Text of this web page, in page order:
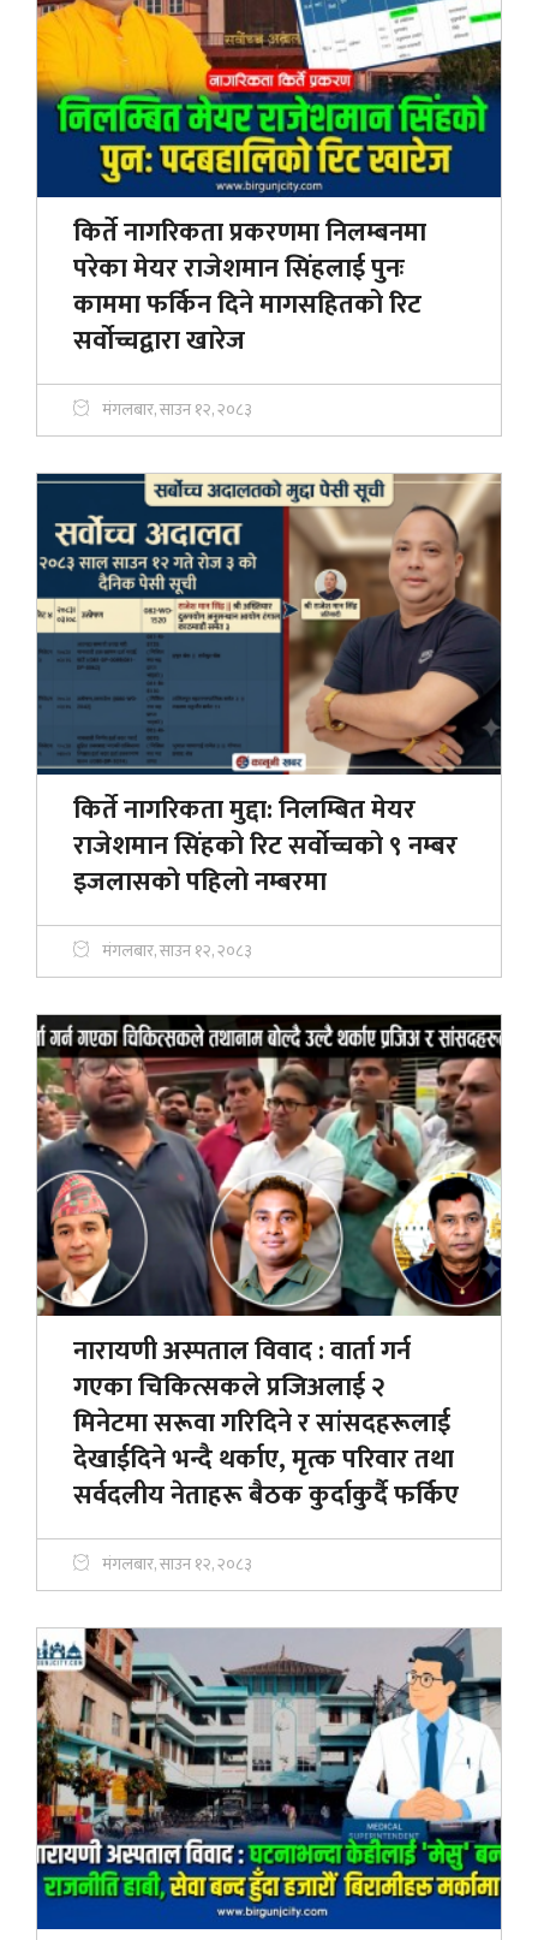
किर्ते नागरिकता प्रकरणमा निलम्बनमा
परेका मेयर राजेशमान सिंहलाई पुनः
काममा फर्किन दिने मागसहितको रिट
सर्वोच्चद्वारा खारेज
मंगलबार, साउन १२, २०८३
किर्ते नागरिकता मुद्दा: निलम्बित मेयर
राजेशमान सिंहको रिट सर्वोच्चको ९ नम्बर
इजलासकाे पहिलाे नम्बरमा
मंगलबार, साउन १२, २०८३
नारायणी अस्पताल विवाद : वार्ता गर्न
गएका चिकित्सकले प्रजिअलाई २
मिनेटमा सरूवा गरिदिने र सांसदहरूलाई
देखाईदिने भन्दै थर्काए, मृत्क परिवार तथा
सर्वदलीय नेताहरू बैठक कुर्दाकुर्दै फर्किए
मंगलबार, साउन १२, २०८३